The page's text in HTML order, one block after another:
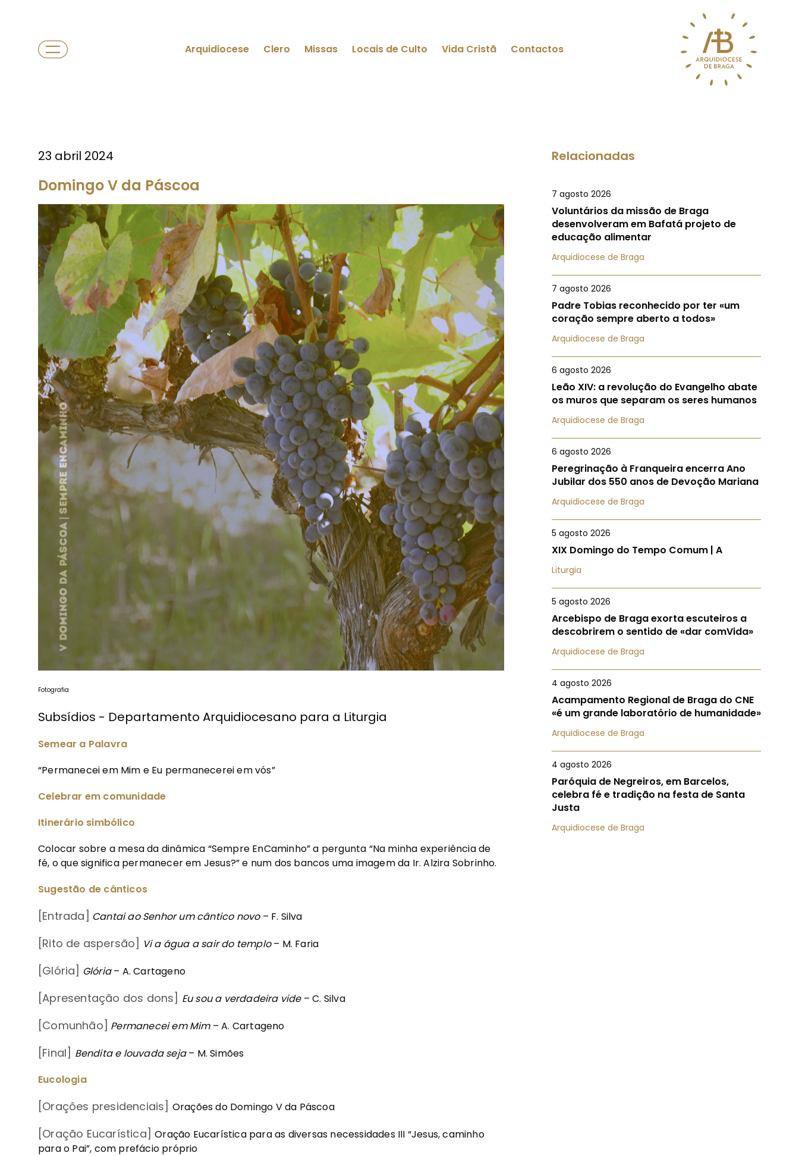
Arquidiocese Clero Missas Locais de Culto Vida Cristã Contactos
23 abril 2024
Domingo V da Páscoa
Fotografia
Subsídios - Departamento Arquidiocesano para a Liturgia
Semear a Palavra
“Permanecei em Mim e Eu permanecerei em vós”
Celebrar em comunidade
Itinerário simbólico
Colocar sobre a mesa da dinâmica “Sempre EnCaminho” a pergunta “Na minha experiência de
fé, o que significa permanecer em Jesus?” e num dos bancos uma imagem da Ir. Alzira Sobrinho.
Sugestão de cânticos
[Entrada] Cantai ao Senhor um cântico novo– F. Silva
[Rito de aspersão] Vi a água a sair do templo– M. Faria
[Glória] Glória– A. Cartageno
[Apresentação dos dons] Eu sou a verdadeira vide– C. Silva
[Comunhão] Permanecei em Mim– A. Cartageno
[Final] Bendita e louvada seja– M. Simões
Eucologia
[Orações presidenciais] Orações do Domingo V da Páscoa
[Oração Eucarística]Oração Eucarística para as diversas necessidades III “Jesus, caminho
para o Pai”, com prefácio próprio
Relacionadas
7 agosto 2026
Voluntários da missão de Braga
desenvolveram em Bafatá projeto de
educação alimentar
Arquidiocese de Braga
7 agosto 2026
Padre Tobias reconhecido por ter «um
coração sempre aberto a todos»
Arquidiocese de Braga
6 agosto 2026
Leão XIV: a revolução do Evangelho abate
os muros que separam os seres humanos
Arquidiocese de Braga
6 agosto 2026
Peregrinação à Franqueira encerra Ano
Jubilar dos 550 anos de Devoção Mariana
Arquidiocese de Braga
5 agosto 2026
XIX Domingo do Tempo Comum | A
Liturgia
5 agosto 2026
Arcebispo de Braga exorta escuteiros a
descobrirem o sentido de «dar comVida»
Arquidiocese de Braga
4 agosto 2026
Acampamento Regional de Braga do CNE
«é um grande laboratório de humanidade»
Arquidiocese de Braga
4 agosto 2026
Paróquia de Negreiros, em Barcelos,
celebra fé e tradição na festa de Santa
Justa
Arquidiocese de Braga